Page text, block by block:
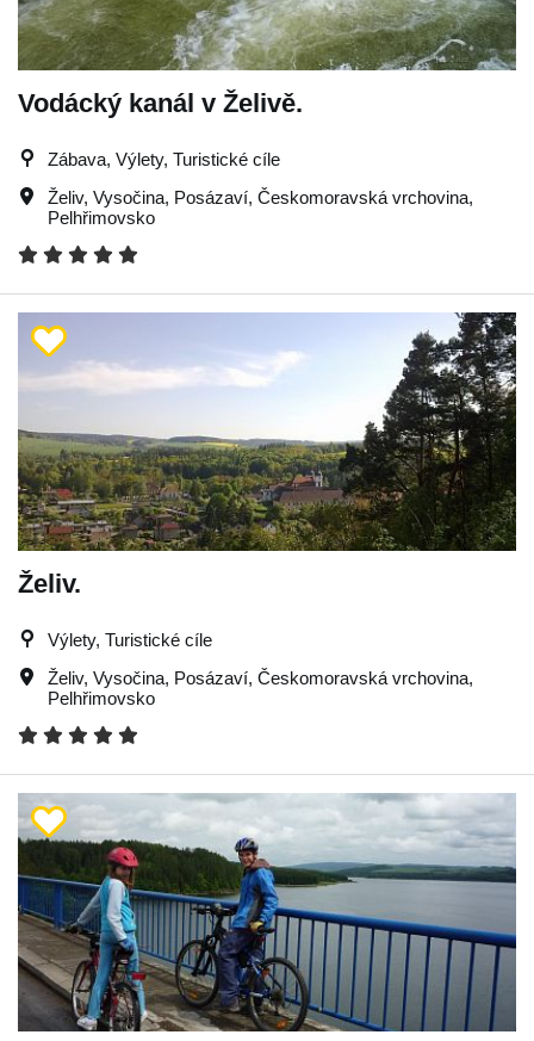
Vodácký kanál v Želivě.
Zábava, Výlety, Turistické cíle
Želiv, Vysočina, Posázaví, Českomoravská vrchovina,
Pelhřimovsko
Želiv.
Výlety, Turistické cíle
Želiv, Vysočina, Posázaví, Českomoravská vrchovina,
Pelhřimovsko